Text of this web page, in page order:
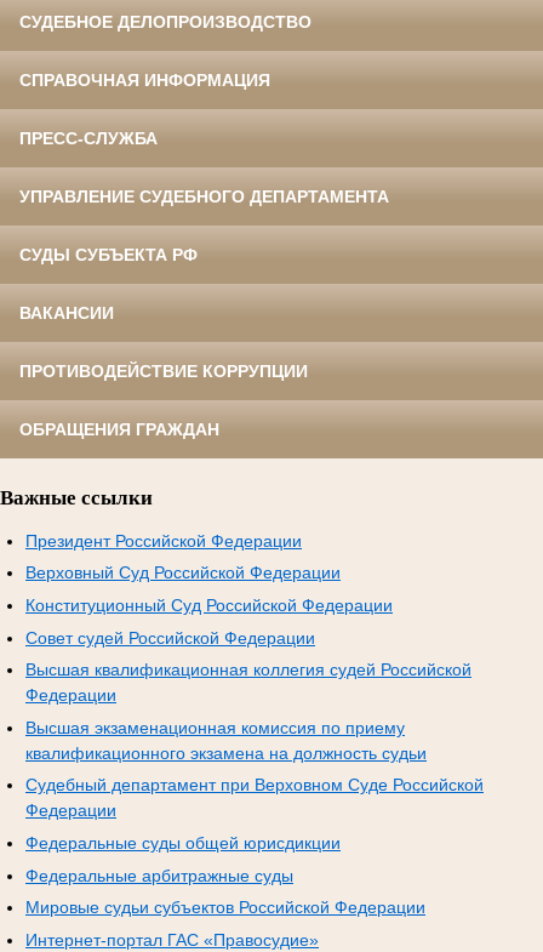
СУДЕБНОЕ ДЕЛОПРОИЗВОДСТВО
СПРАВОЧНАЯ ИНФОРМАЦИЯ
ПРЕСС-СЛУЖБА
УПРАВЛЕНИЕ СУДЕБНОГО ДЕПАРТАМЕНТА
СУДЫ СУБЪЕКТА РФ
ВАКАНСИИ
ПРОТИВОДЕЙСТВИЕ КОРРУПЦИИ
ОБРАЩЕНИЯ ГРАЖДАН
Важные ссылки
Президент Российской Федерации
Верховный Суд Российской Федерации
Конституционный Суд Российской Федерации
Совет судей Российской Федерации
Высшая квалификационная коллегия судей Российской
Федерации
Высшая экзаменационная комиссия по приему
квалификационного экзамена на должность судьи
Судебный департамент при Верховном Суде Российской
Федерации
Федеральные суды общей юрисдикции
Федеральные арбитражные суды
Мировые судьи субъектов Российской Федерации
Интернет-портал ГАС «Правосудие»